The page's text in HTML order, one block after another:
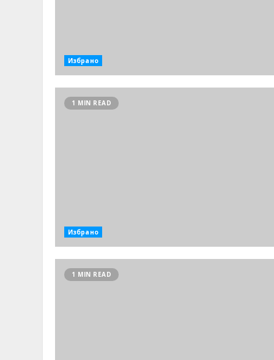
Избрано
1 MIN READ
Избрано
1 MIN READ